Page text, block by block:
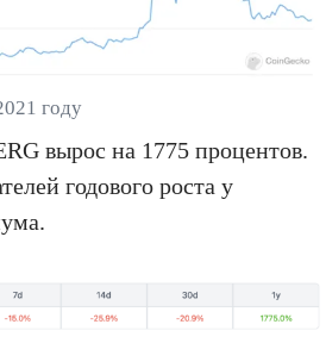
году
вырос на 1775 процентов.
годового роста у